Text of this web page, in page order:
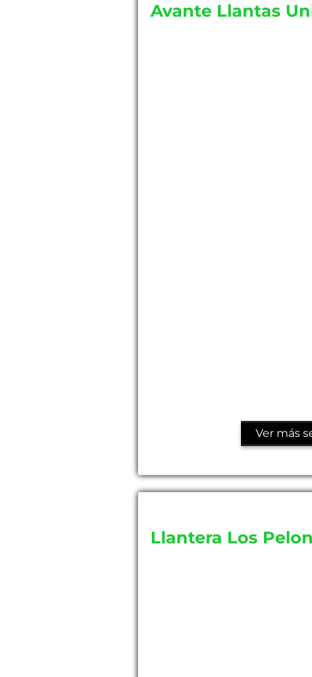
Avante Llantas
Ver más
Llantera Los